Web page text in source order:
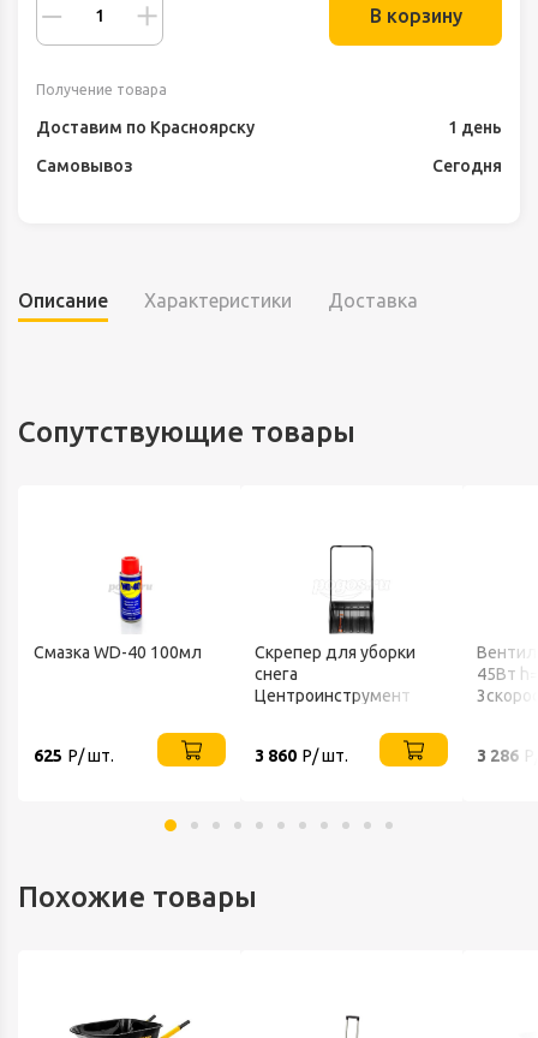
В корзину
Получение товара
Доставим по Красноярску
1 день
Самовывоз
Сегодня
Описание Характеристики Доставка
Сопутствующие товары
Смазка WD-40 100мл
625 Р/ шт.
Скрепер для уборки
снега
Центроинструмент
3 860 Р/ шт.
45Вт
3 286
Похожие товары